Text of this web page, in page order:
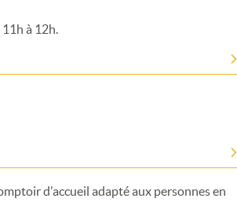
à 12h.
d'accueil adapté aux personnes en